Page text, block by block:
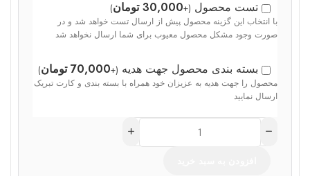
تست محصول(
+
30,000 تومان)
با انتخاب این گزینه محصول پیش از ارسال تست خواهد شد و در
بسته بندی محصول جهت هدیه(
+
70,000 تومان)
محصول را جهت هدیه به عزیزان خود همراه با بسته بندی و کارت تبریک